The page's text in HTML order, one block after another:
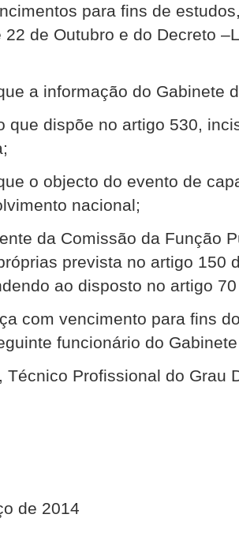
para fins de
22 de Outubro e do Decreto
a informação do Gabinete
que dispõe no artigo 530,
o objecto do evento de
nacional;
da Comissão da Função
prevista no artigo 150
ao disposto no artigo
com vencimento para fins
funcionário do
Técnico Profissional do Grau
de 2014